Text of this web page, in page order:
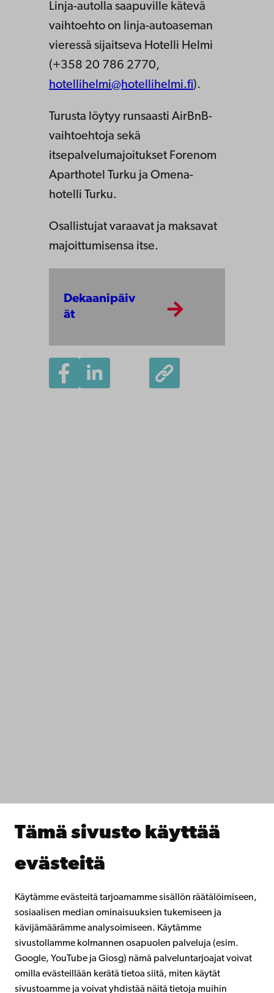
Tämä sivusto käyttää
evästeitä
Käytämme evästeitä tarjoamamme sisällön räätälöimiseen,
sosiaalisen median ominaisuuksien tukemiseen ja
kävijämäärämme analysoimiseen. Käytämme
sivustollamme kolmannen osapuolen palveluja (esim.
Google, YouTube ja Giosg) nämä palveluntarjoajat voivat
omilla evästeillään kerätä tietoa siitä, miten käytät
sivustoamme ja voivat yhdistää näitä tietoja muihin
Linja-autolla saapuville kätevä
vaihtoehto on linja-autoaseman
vieressä sijaitseva Hotelli Helmi
(+358 20 786 2770,
hotellihelmi@hotellihelmi.fi).
Turusta löytyy runsaasti AirBnB-
vaihtoehtoja sekä
itsepalvelumajoitukset Forenom
Aparthotel Turku ja Omena-
hotelli Turku.
Osallistujat varaavat ja maksavat
majoittumisensa itse.
Dekaanipäiv
ät
Åbo Akademin kirjasto
Lahjoita Åbo Akademille
Åbo Akademista
Facebook Instagram YouTube LinkedIn Blog Snapchat